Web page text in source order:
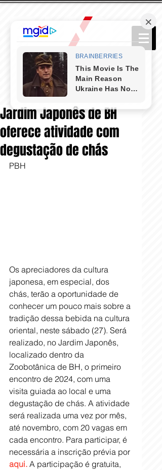
Jardim Japonês de BH
oferece atividade com
degustação de chás
PBH
Os apreciadores da cultura
japonesa, em especial, dos
chás, terão a oportunidade de
conhecer um pouco mais sobre a
tradição dessa bebida na cultura
oriental, neste sábado (27). Será
realizado, no Jardim Japonês,
localizado dentro da
Zoobotânica de BH, o primeiro
encontro de 2024, com uma
visita guiada ao local e uma
degustação de chás. A atividade
será realizada uma vez por mês,
até novembro, com 20 vagas em
cada encontro. Para participar, é
necessária a inscrição prévia por
aqui. A participação é gratuita,